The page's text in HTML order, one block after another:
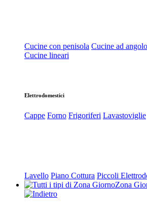
Cucine con penisola Cucine ad angolo
Cucine lineari
Elettrodomestici
Cappe Forno Frigoriferi Lavastoviglie
Lavello Piano Cottura Piccoli
Zona